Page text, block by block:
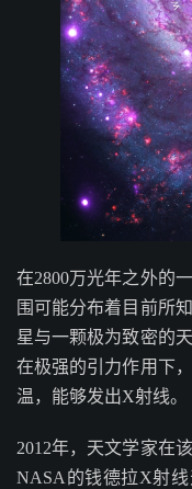
在2800万光年之外的
围可能分布着目前所
星与一颗极为致密的
在极强的引力作用下
温，能够发出X射线。
2012年，天文学家在
NASA的钱德拉X射